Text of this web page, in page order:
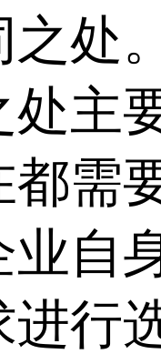
之处
处主
都需
业自
进行